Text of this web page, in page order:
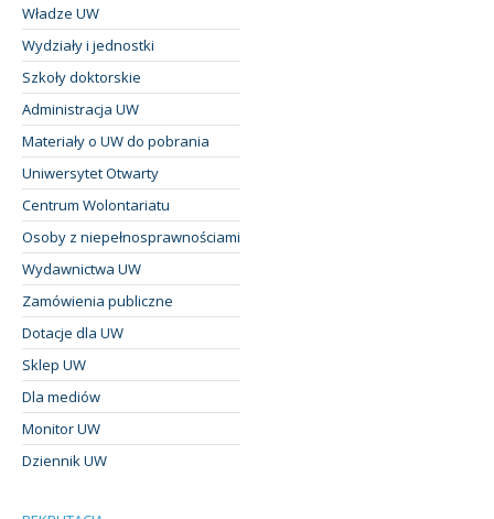
Władze UW
Wydziały i jednostki
Szkoły doktorskie
Administracja UW
Materiały o UW do pobrania
Uniwersytet Otwarty
Centrum Wolontariatu
Osoby z niepełnosprawnościami
Wydawnictwa UW
Zamówienia publiczne
Dotacje dla UW
Sklep UW
Dla mediów
Monitor UW
Dziennik UW